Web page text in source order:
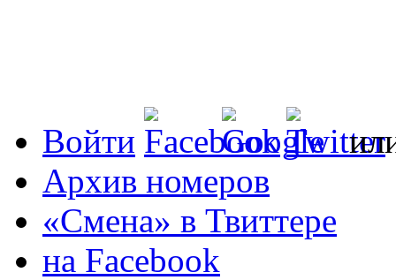
Войти
Архив номеров
«Смена» в Твиттере
на Facebook